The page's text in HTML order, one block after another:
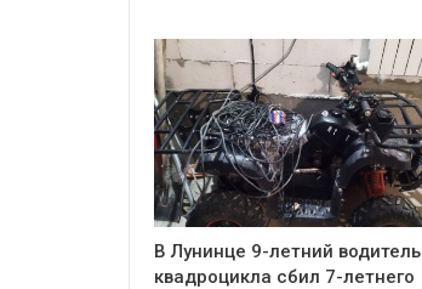
В Лунинце 9-летний водитель
квадроцикла сбил 7-летнего